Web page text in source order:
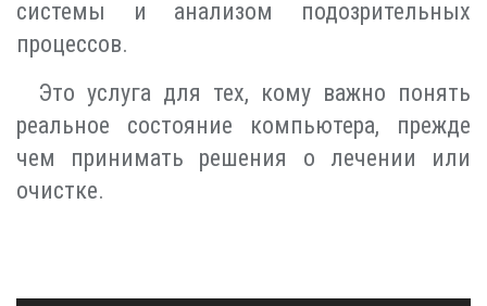
системы и анализом подозрительных
процессов.
Это услуга для тех, кому важно понять
реальное состояние компьютера, прежде
чем принимать решения о лечении или
очистке.